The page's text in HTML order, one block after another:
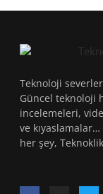
Teknoloji
Güncel teknoloji
incelemeleri,
ve kıyaslamalar…
her şey,